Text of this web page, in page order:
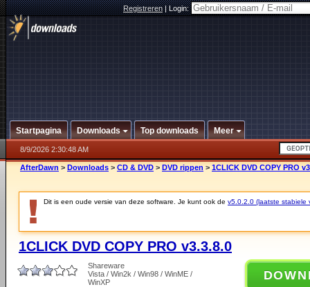
Registreren|Login:
Startpagina Downloads Top downloads Meer
8/9/2026 2:30:48 AM
AfterDawn > Downloads > CD & DVD > DVD rippen > 1CLICK DVD COPY PRO
Dit is een oude versie van deze software. Je kunt ook de v5.0.2.0 (laatste stabiele
1CLICK DVD COPY PRO v3.3.8.0
Shareware
Vista / Win2k / Win98 / WinME /
WinXP